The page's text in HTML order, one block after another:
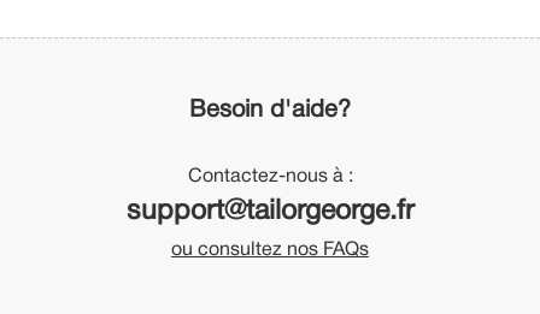
Besoin d'aide?
Contactez-nous à :
support@tailorgeorge.fr
ou consultez nos FAQs